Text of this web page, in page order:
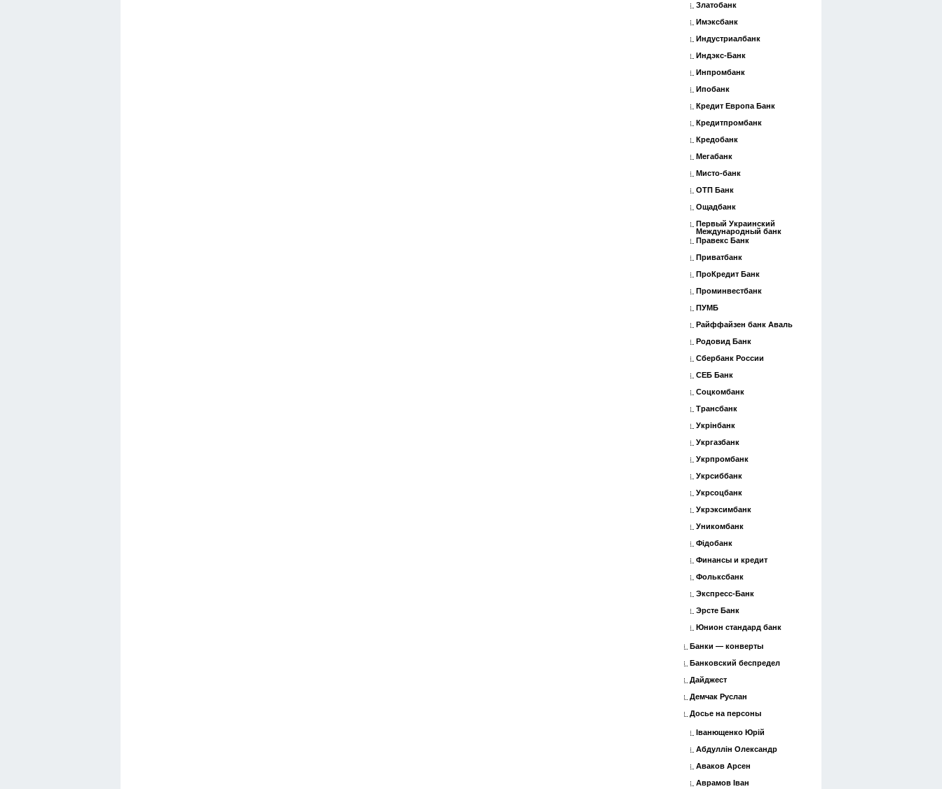
Златобанк
Имэксбанк
Индустриалбанк
Индэкс-Банк
Инпромбанк
Ипобанк
Кредит Европа Банк
Кредитпромбанк
Кредобанк
Мегабанк
Мисто-банк
ОТП Банк
Ощадбанк
Первый Украинский
Международный банк
Правекс Банк
Приватбанк
ПроКредит Банк
Проминвестбанк
ПУМБ
Райффайзен банк Аваль
Родовид Банк
Сбербанк России
СЕБ Банк
Соцкомбанк
Трансбанк
Укрінбанк
Укргазбанк
Укрпромбанк
Укрсиббанк
Укрсоцбанк
Укрэксимбанк
Уникомбанк
Фідобанк
Финансы и кредит
Фольксбанк
Экспресс-Банк
Эрсте Банк
Юнион стандард банк
Банки — конверты
Банковский беспредел
Дайджест
Демчак Руслан
Досье на персоны
Іванющенко Юрій
Абдуллін Олександр
Аваков Арсен
Аврамов Іван